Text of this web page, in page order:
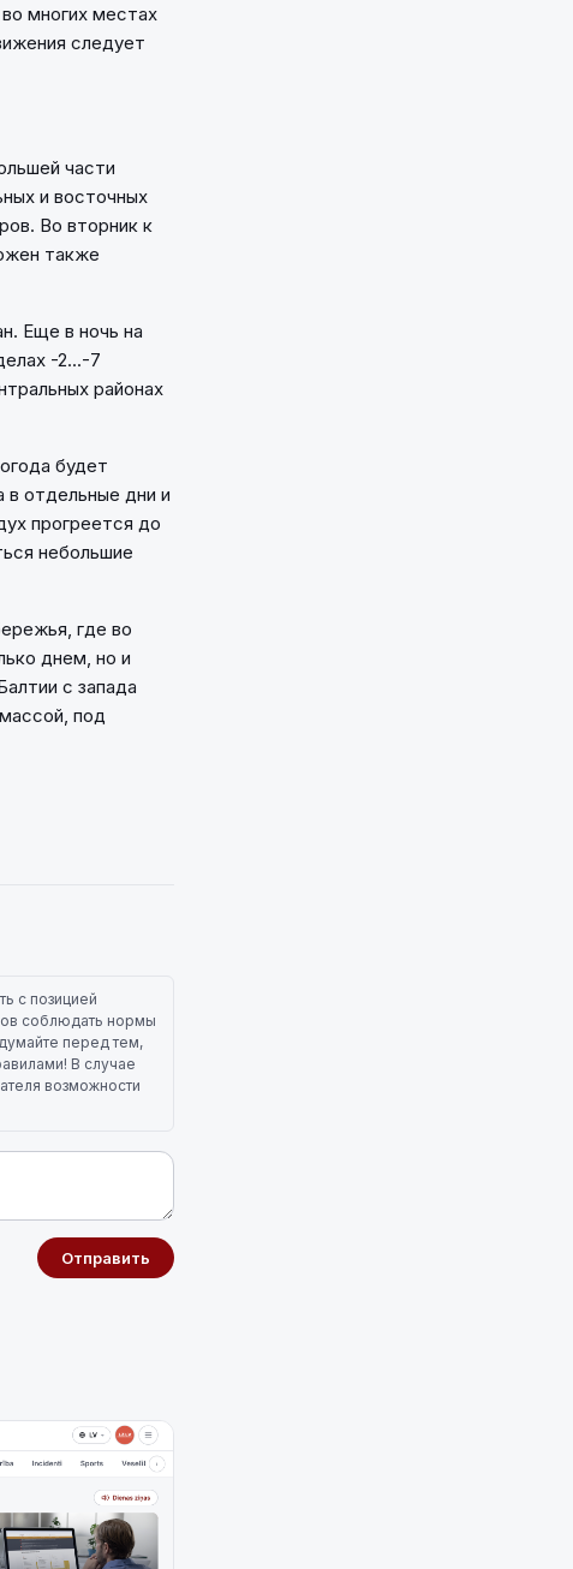
многих местах
следует
части
и восточных
Во вторник к
также
Еще в ночь на
-2...-7
районах
будет
отдельные дни и
прогреется до
небольшие
где во
днем, но и
с запада
под
с позицией
соблюдать нормы
перед тем,
В случае
возможности
Отправить